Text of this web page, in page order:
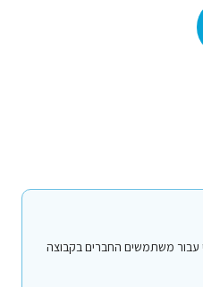
מופיע באתר מטעמי פרטיות וגלוי עבור משתמשים החברים בקבוצה